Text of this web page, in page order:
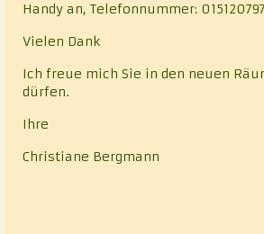
Handy an, Telefonnummer:
Vielen Dank
Ich freue mich Sie in den neuen
dürfen.
Ihre
Christiane Bergmann